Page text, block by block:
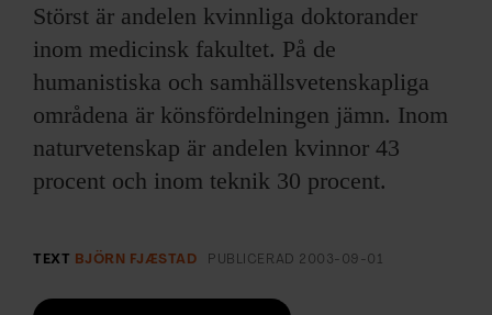
KONTAKTA F&F
SKRIV I F&F
PRENUMERERA PÅ F&F
OM F&F
Störst är andelen kvinnliga doktorander
inom medicinsk fakultet. På de
humanistiska och samhällsvetenskapliga
områdena är könsfördelningen jämn. Inom
naturvetenskap är andelen kvinnor 43
procent och inom teknik 30 procent.
TEXT BJÖRN FJÆSTAD PUBLICERAD 2003-09-01